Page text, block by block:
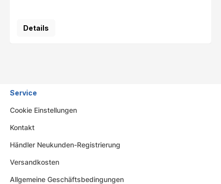
Details
Service
Cookie Einstellungen
Kontakt
Händler Neukunden-Registrierung
Versandkosten
Allgemeine Geschäftsbedingungen